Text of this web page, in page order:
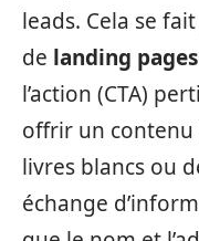
leads. Cela se
de landing pages
l’action (CTA)
offrir un
livres blancs ou
échange